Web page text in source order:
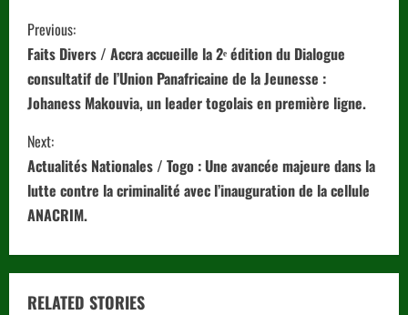
C
o
n
t
i
n
u
e
Previous:
Faits Divers / Accra accueille la 2ᵉ édition du Dialogue
consultatif de l’Union Panafricaine de la Jeunesse :
Johaness Makouvia, un leader togolais en première ligne.
Next:
Actualités Nationales / Togo : Une avancée majeure dans la
lutte contre la criminalité avec l’inauguration de la cellule
ANACRIM.
RELATED STORIES